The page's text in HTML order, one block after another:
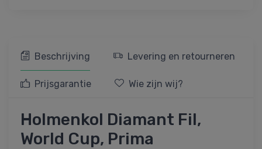
Beschrijving Levering en retourneren
Prijsgarantie Wie zijn wij?
Holmenkol Diamant Fil,
World Cup, Prima